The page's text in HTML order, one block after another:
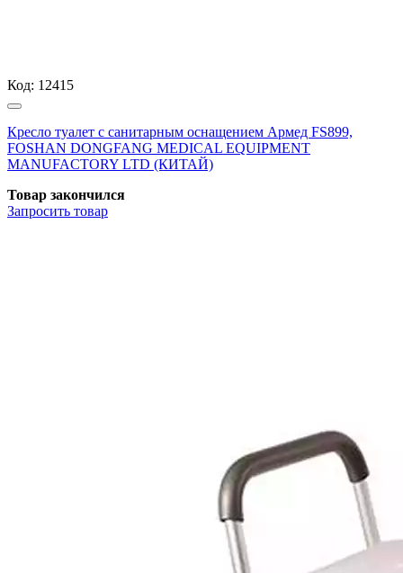
Код: 12415
Кресло туалет с санитарным оснащением Армед FS899,
FOSHAN DONGFANG MEDICAL EQUIPMENT
MANUFACTORY LTD (КИТАЙ)
Товар закончился
Запросить товар